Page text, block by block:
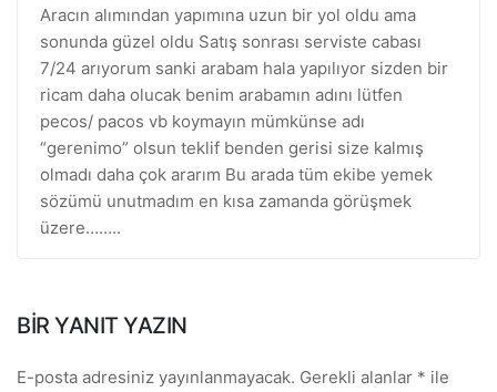
Aracın alımından yapımına uzun bir yol oldu ama
sonunda güzel oldu Satış sonrası serviste cabası
7/24 arıyorum sanki arabam hala yapılıyor sizden bir
ricam daha olucak benim arabamın adını lütfen
pecos/ pacos vb koymayın mümkünse adı
“gerenimo” olsun teklif benden gerisi size kalmış
olmadı daha çok ararım Bu arada tüm ekibe yemek
sözümü unutmadım en kısa zamanda görüşmek
üzere……..
BIR YANIT YAZIN
E-posta adresiniz yayınlanmayacak. Gerekli alanlar * ile